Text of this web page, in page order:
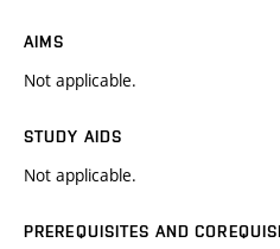
AIMS
Not applicable.
STUDY AIDS
Not applicable.
PREREQUISITES AND